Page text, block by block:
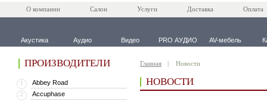
О компании Салон Услуги Доставка Оплата
Акустика Аудио Видео PRO АУДИО AV-мебель
ПРОИЗВОДИТЕЛИ
1 Abbey Road
2 Accuphase
Главная Новости
НОВОСТИ